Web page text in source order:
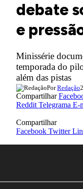
debate
e
Minissérie
temporada do
além das pistas
Por Redação
Compartilhar
Reddit Telegrama E-
Compartilhar
Facebook Twitter